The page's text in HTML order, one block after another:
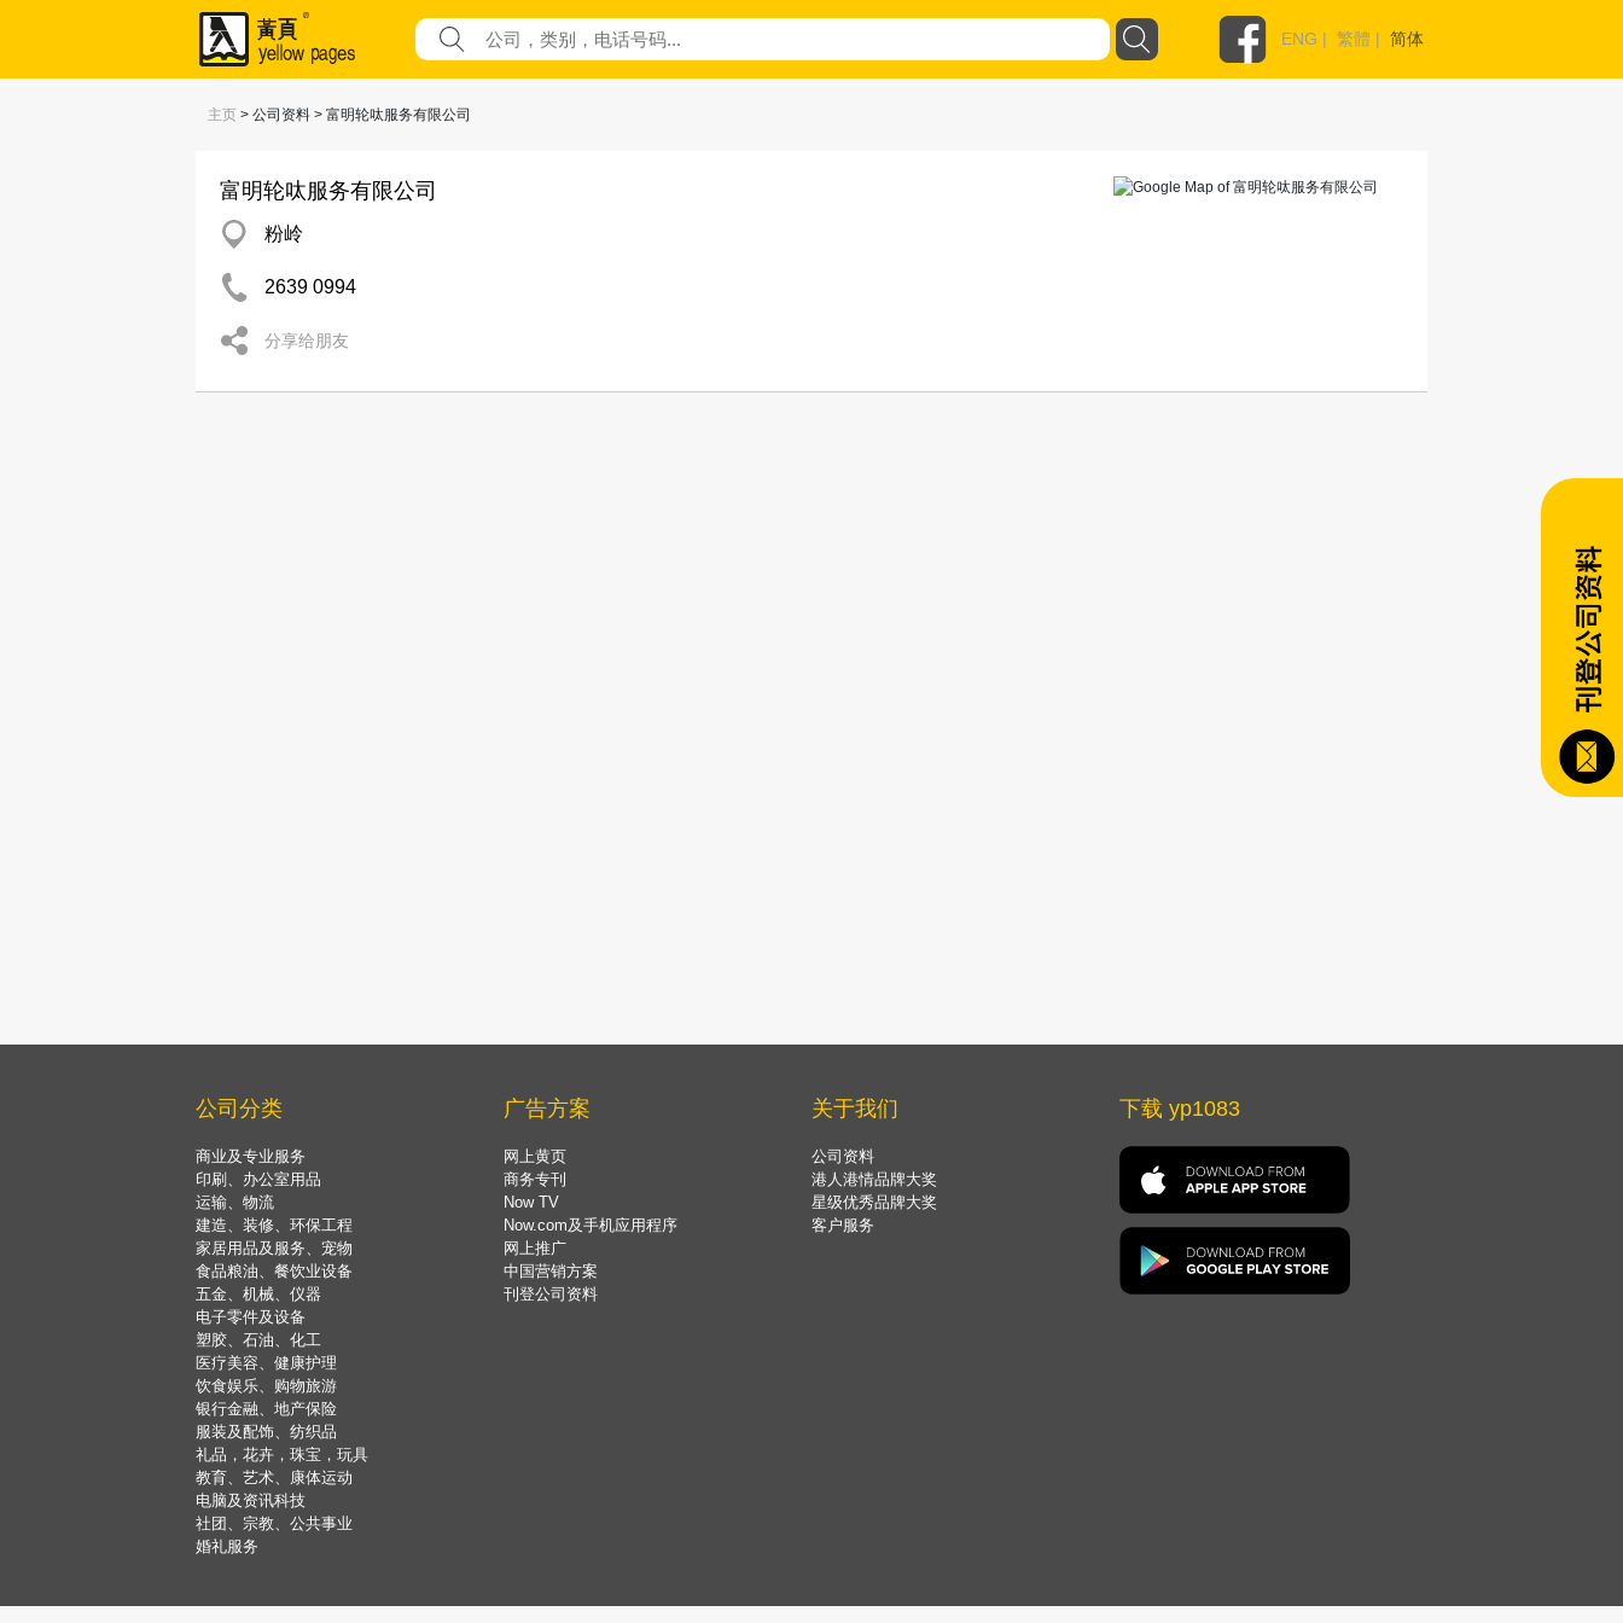
ENG | 繁體 | 简体
主页 > 公司资料 > 富明轮呔服务有限公司
富明轮呔服务有限公司
粉岭
2639 0994
分享给朋友
公司分类
商业及专业服务
印刷、办公室用品
运输、物流
建造、装修、环保工程
家居用品及服务、宠物
食品粮油、餐饮业设备
五金、机械、仪器
电子零件及设备
塑胶、石油、化工
医疗美容、健康护理
饮食娱乐、购物旅游
银行金融、地产保险
服装及配饰、纺织品
礼品，花卉，珠宝，玩具
教育、艺术、康体运动
电脑及资讯科技
社团、宗教、公共事业
婚礼服务
广告方案
网上黄页
商务专刊
Now TV
Now.com及手机应用程序
网上推广
中国营销方案
刊登公司资料
关于我们
公司资料
港人港情品牌大奖
星级优秀品牌大奖
客户服务
下载 yp1083